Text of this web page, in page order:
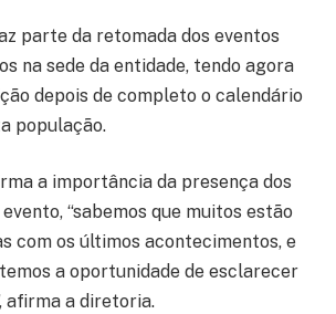
parte da retomada dos eventos
na sede da entidade, tendo agora
depois de completo o calendário
população.
a importância da presença dos
“sabemos que muitos estão
com os últimos acontecimentos, e
a oportunidade de esclarecer
afirma a diretoria.